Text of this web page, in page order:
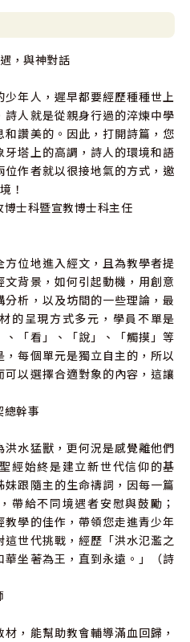
，與神對話
年人，遲早都要經歷種種世上
人就是從親身行過的淬煉中學
讚美的。因此，打開詩篇，您
塔上的高調，詩人的環境和語
作者就以很接地氣的方式，邀
！
士科暨宣教博士科主任
位地進入經文，且為教學者提
背景，如何引起動機，用創意
析，以及坊間的一些理論，最
的呈現方式多元，學員不單是
、「看」、「說」、「觸摸」等
每個單元是獨立自主的，所以
以選擇合適對象的內容，這讓
總幹事
水猛獸，更何況是感覺離他們
經始終是建立新世代信仰的基
跟隨主的生命禱詞，因每一篇
帶給不同境遇者安慰與鼓勵；
教學的佳作，帶領您走進青少年
世代挑戰，經歷「洪水氾濫之
坐著為王，直到永遠。」（詩
材，能幫助教會輔導滿血回歸，